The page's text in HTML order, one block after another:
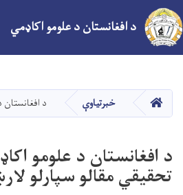
دانګل
د افغانستان د علومو اکاډمي
کور خبرتیاوې د
د افغانستان د علومو
تحقیقي مقالو سپارلو